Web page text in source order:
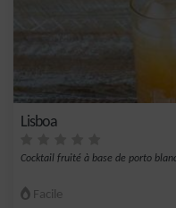
Lisboa
Cocktail fruité à base de porto
Facile